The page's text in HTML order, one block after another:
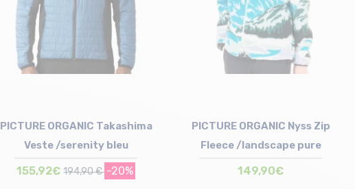
PICTURE ORGANIC Takashima
Veste /serenity bleu
155,92€ 194,90 € -20%
PICTURE ORGANIC Nyss Zip
Fleece /landscape pure
149,90€